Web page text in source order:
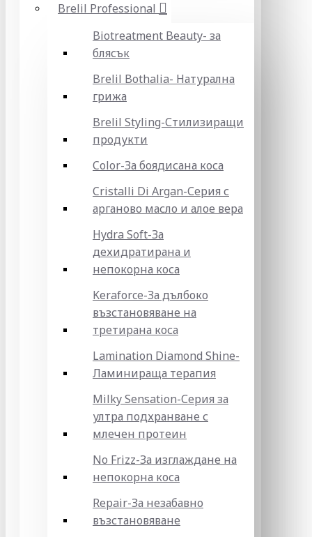
Brelil Professional
Biotreatment Beauty- за
блясък
Brelil Bothalia- Натурална
грижа
Brelil Styling-Стилизиращи
продукти
Color-За боядисана коса
Cristalli Di Argan-Серия с
арганово масло и алое вера
Hydra Soft-За
дехидратирана и
непокорна коса
Keraforce-За дълбоко
възстановяване на
третирана коса
Lamination Diamond Shine-
Ламинираща терапия
Milky Sensation-Серия за
ултра подхранване с
млечен протеин
No Frizz-За изглаждане на
непокорна коса
Repair-За незабавно
възстановяване